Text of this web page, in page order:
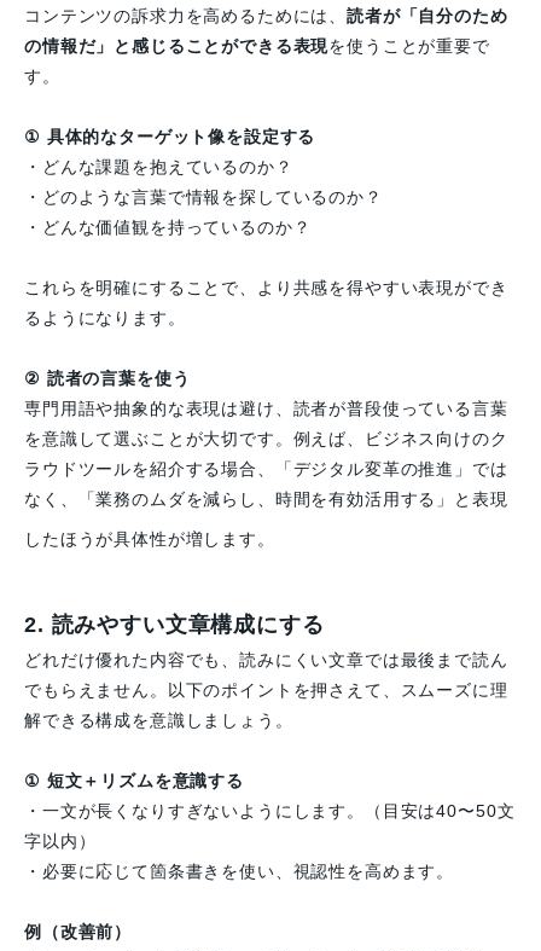
コンテンツの訴求力を高めるためには、読者が「自分のため
の情報だ」と感じることができる表現を使うことが重要で
す。
① 具体的なターゲット像を設定する
・どんな課題を抱えているのか？
・どのような言葉で情報を探しているのか？
・どんな価値観を持っているのか？
これらを明確にすることで、より共感を得やすい表現ができ
るようになります。
② 読者の言葉を使う
専門用語や抽象的な表現は避け、読者が普段使っている言葉
を意識して選ぶことが大切です。例えば、ビジネス向けのク
ラウドツールを紹介する場合、「デジタル変革の推進」では
なく、「業務のムダを減らし、時間を有効活用する」と表現
したほうが具体性が増します。
2. 読みやすい文章構成にする
どれだけ優れた内容でも、読みにくい文章では最後まで読ん
でもらえません。以下のポイントを押さえて、スムーズに理
解できる構成を意識しましょう。
① 短文＋リズムを意識する
・一文が長くなりすぎないようにします。（目安は40〜50文
字以内）
・必要に応じて箇条書きを使い、視認性を高めます。
例（改善前）